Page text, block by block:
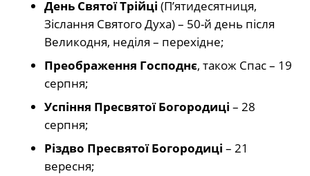
День Святої Трійці (П’ятидесятниця,
Зіслання Святого Духа) – 50-й день після
Великодня, неділя – перехідне;
Преображення Господнє, також Спас – 19
серпня;
Успіння Пресвятої Богородиці – 28
серпня;
Різдво Пресвятої Богородиці – 21
вересня;